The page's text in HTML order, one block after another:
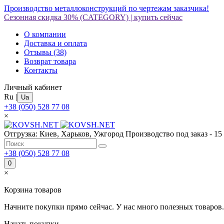
Производство металлоконструкций по чертежам заказчика!
Сезонная скидка 30% (CATEGORY) | купить сейчас
О компании
Доставка и оплата
Отзывы (38)
Возврат товара
Контакты
Личный кабинет
Ru | Ua
+38 (050) 528 77 08
×
Отгрузка: Киев, Харьков, Ужгород Производство под заказ -
+38 (050) 528 77 08
0
×
Корзина товаров
Начните покупки прямо сейчас. У нас много полезных товаров.